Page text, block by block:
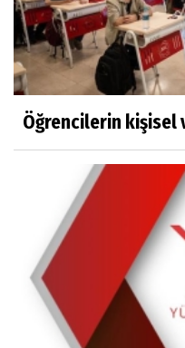
Öğrencilerin kişisel